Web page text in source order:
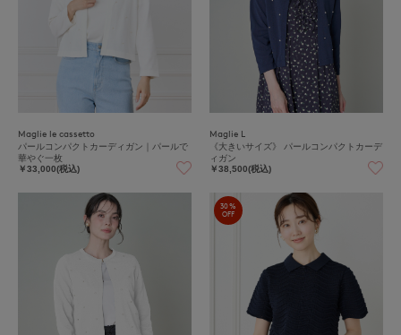
Maglie le cassetto
パールコンパクトカーディガン｜パールで
華やぐ一枚
￥33,000(税込)
Maglie L
《大きいサイズ》 パールコンパクトカーデ
ィガン
￥38,500(税込)
30%
OFF